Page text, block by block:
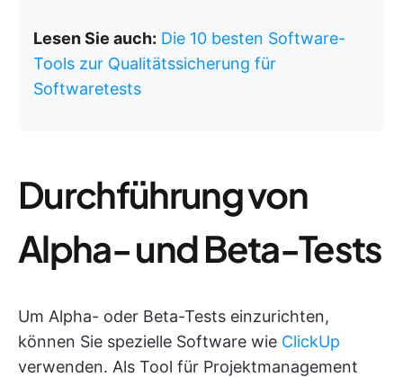
Lesen Sie auch: Die 10 besten Software-
Tools zur Qualitätssicherung für
Softwaretests
Durchführung von
Alpha- und Beta-Tests
Um Alpha- oder Beta-Tests einzurichten,
können Sie spezielle Software wie ClickUp
verwenden. Als Tool für Projektmanagement